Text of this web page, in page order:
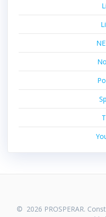
© 2026 PROSPERAR.